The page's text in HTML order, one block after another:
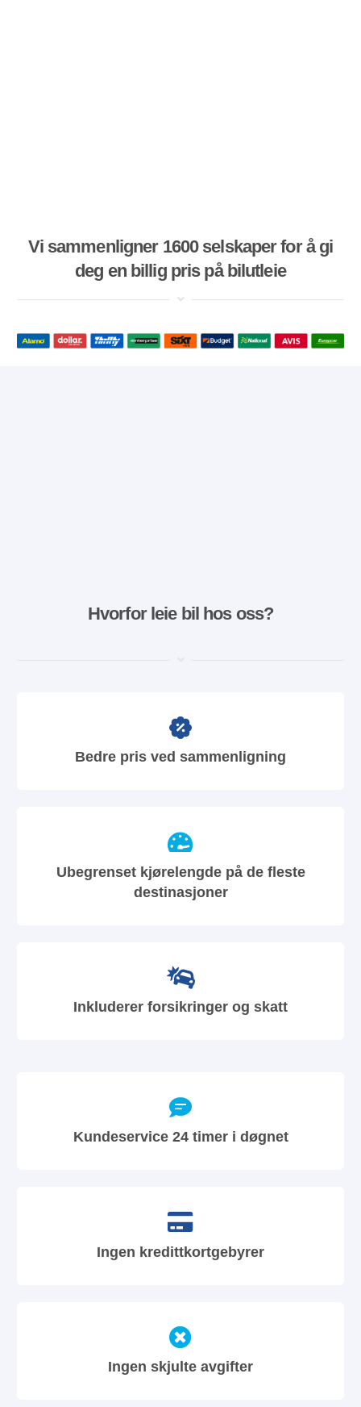
Vi sammenligner 1600 selskaper for å gi
deg en billig pris på bilutleie
Hvorfor leie bil hos oss?
Bedre pris ved sammenligning
Ubegrenset kjørelengde på de fleste
destinasjoner
Inkluderer forsikringer og skatt
Kundeservice 24 timer i døgnet
Ingen kredittkortgebyrer
Ingen skjulte avgifter